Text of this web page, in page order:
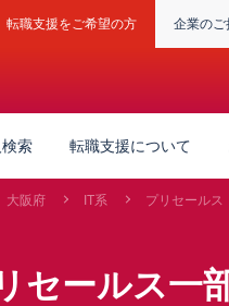
転職支援をご希望の方 企業のご
索 転職支援について
大阪府 IT系 プリセールス
セールス一